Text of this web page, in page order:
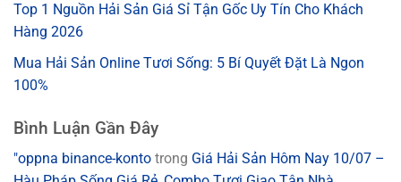
Top 1 Nguồn Hải Sản Giá Sỉ Tận Gốc Uy Tín Cho Khách
Hàng 2026
Mua Hải Sản Online Tươi Sống: 5 Bí Quyết Đặt Là Ngon
100%
Bình Luận Gần Đây
"oppna binance-konto trong Giá Hải Sản Hôm Nay 10/07 –